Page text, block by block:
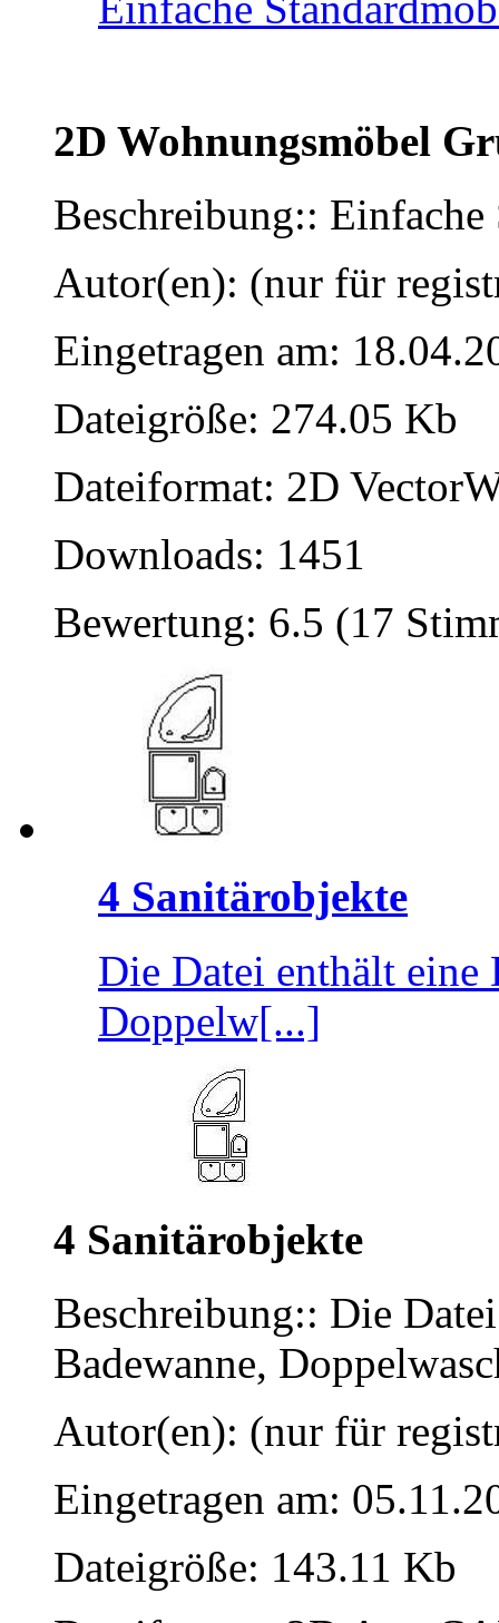
2D Wohnungsmöbel
Beschreibung:: Einfache
Autor(en): (nur für
Eingetragen am:
Dateigröße: 274.05 Kb
Dateiformat: 2D
Downloads: 1451
Bewertung: 6.5 (17
4 Sanitärobjekte
Die Datei enthält eine
Doppelw[...]
4 Sanitärobjekte
Beschreibung:: Die
Badewanne,
Autor(en): (nur für
Eingetragen am:
Dateigröße: 143.11 Kb